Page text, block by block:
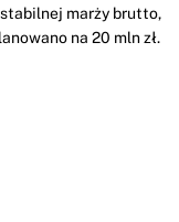
marży brutto,
na 20 mln zł.